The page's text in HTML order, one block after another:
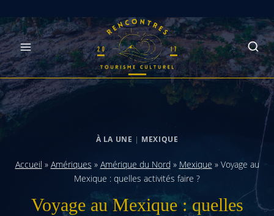
Skip
to
content
À LA UNE | MEXIQUE
Accueil » Amériques » Amérique du Nord » Mexique » Voyage au
Mexique : quelles activités faire ?
Voyage au Mexique : quelles